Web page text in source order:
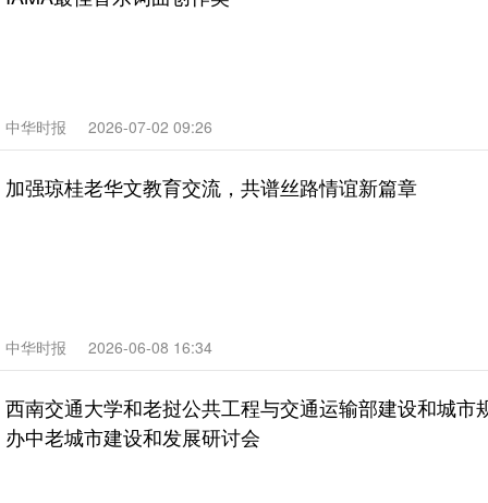
中华时报 2026-07-02 09:26
加强琼桂老华文教育交流，共谱丝路情谊新篇章
中华时报 2026-06-08 16:34
西南交通大学和老挝公共工程与交通运输部建设和城市
办中老城市建设和发展研讨会